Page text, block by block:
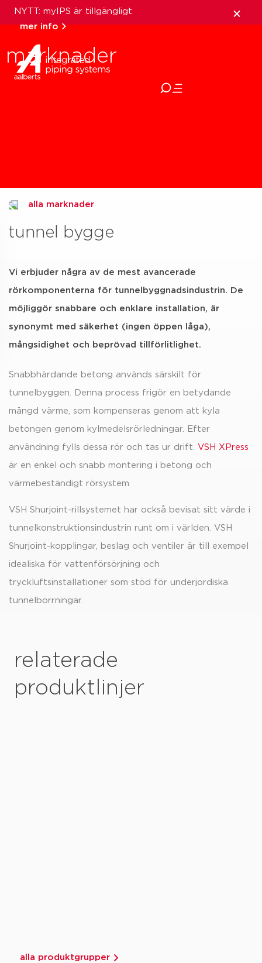
NYTT: myIPS är tillgängligt
mer info
stäng
marknader
alla marknader
tunnel bygge
Vi erbjuder några av de mest avancerade
rörkomponenterna för tunnelbyggnadsindustrin. De
möjliggör snabbare och enklare installation, är
synonymt med säkerhet (ingen öppen låga),
mångsidighet och beprövad tillförlitlighet.
Snabbhärdande betong används särskilt för
tunnelbyggen. Denna process frigör en betydande
mängd värme, som kompenseras genom att kyla
betongen genom kylmedelsrörledningar. Efter
användning fylls dessa rör och tas ur drift. VSH XPress
är en enkel och snabb montering i betong och
värmebeständigt rörsystem
VSH Shurjoint-rillsystemet har också bevisat sitt värde i
tunnelkonstruktionsindustrin runt om i världen. VSH
Shurjoint-kopplingar, beslag och ventiler är till exempel
idealiska för vattenförsörjning och
tryckluftsinstallationer som stöd för underjordiska
tunnelborrningar.
relaterade
produktlinjer
alla produktgrupper